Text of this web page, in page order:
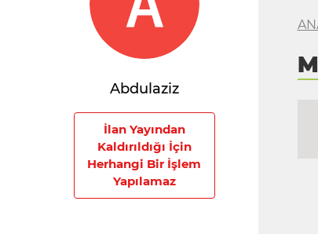
Abdulaziz
İlan Yayından
Kaldırıldığı İçin
Herhangi Bir İşlem
Yapılamaz